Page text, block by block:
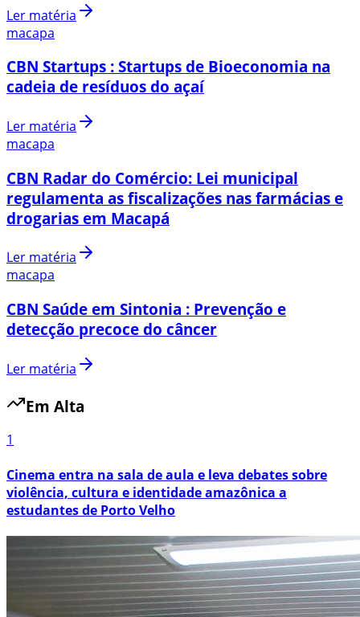
Ler matéria
macapa
CBN Startups : Startups de Bioeconomia na
cadeia de resíduos do açaí
Ler matéria
macapa
CBN Radar do Comércio: Lei municipal
regulamenta as fiscalizações nas farmácias e
drogarias em Macapá
Ler matéria
macapa
CBN Saúde em Sintonia : Prevenção e
detecção precoce do câncer
Ler matéria
Em Alta
1
Cinema entra na sala de aula e leva debates sobre
violência, cultura e identidade amazônica a
estudantes de Porto Velho